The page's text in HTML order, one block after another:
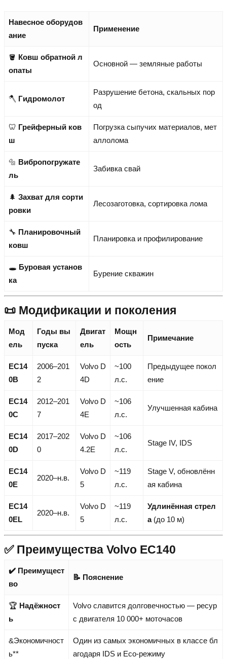
Навесное оборудов
ание
Применение
🪣 Ковш обратной л
опаты
Основной — земляные работы
🪓 Гидромолот
Разрушение бетона, скальных пор
од
🦷 Грейферный ков
ш
Погрузка сыпучих материалов, мет
аллолома
🔩 Вибропогружате
ль
Забивка свай
🌲 Захват для сорти
ровки
Лесозаготовка, сортировка лома
🔧 Планировочный
ковш
Планировка и профилирование
🕳️ Буровая установ
ка
Бурение скважин
📜 Модификации и поколения
Мод
ель
Годы вы
пуска
Двигат
ель
Мощн
ость
Примечание
EC14
0B
2006–201
2
Volvo D
4D
~100
л.с.
Предыдущее покол
ение
EC14
0C
2012–201
7
Volvo D
4E
~106
л.с.
Улучшенная кабина
EC14
0D
2017–202
0
Volvo D
4.2E
~106
л.с.
Stage IV, IDS
EC14
0E
2020–н.в.
Volvo D
5
~119
л.с.
Stage V, обновлённ
ая кабина
EC14
0EL
2020–н.в.
Volvo D
5
~119
л.с.
Удлинённая стрел
а(до 10 м)
✅ Преимущества Volvo EC140
✔️ Преимущест
во
📝 Пояснение
🏆 Надёжност
ь
Volvo славится долговечностью — ресур
с двигателя 10 000+ моточасов
&Экономичност
ь**
Один из самых экономичных в классе бл
агодаря IDS и Eco-режиму